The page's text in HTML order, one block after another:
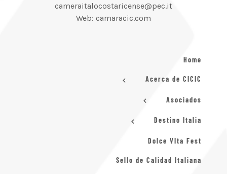
cameraitalocostaricense@pec.it
Web: camaracic.com
Home
Acerca de CICIC
Asociados
Destino Italia
Dolce VIta Fest
Sello de Calidad Italiana